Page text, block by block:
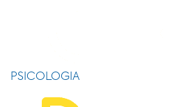
PSICOLOGIA